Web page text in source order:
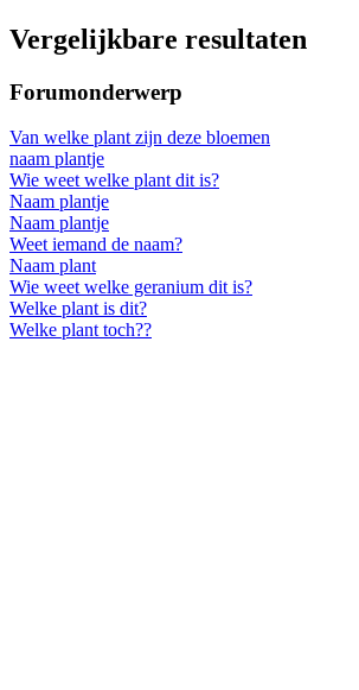
Vergelijkbare resultaten
Forumonderwerp
Van welke plant zijn deze bloemen
naam plantje
Wie weet welke plant dit is?
Naam plantje
Naam plantje
Weet iemand de naam?
Naam plant
Wie weet welke geranium dit is?
Welke plant is dit?
Welke plant toch??